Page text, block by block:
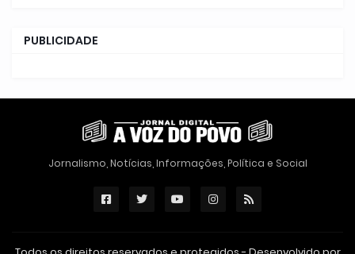
PUBLICIDADE
Jornalismo, Notícias, Informações, Política e Social